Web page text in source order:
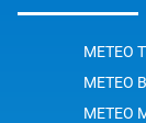
METEO
METEO
METEO